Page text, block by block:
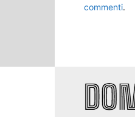
commenti.